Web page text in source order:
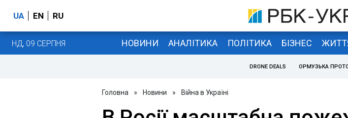
UA EN RU
НД, 09 СЕРПНЯ НОВИНИ АНАЛІТИКА ПОЛІТИКА БІЗНЕС
DRONE DEALS ОРМУЗЬКА
Головна » Новини » Війна в Україні